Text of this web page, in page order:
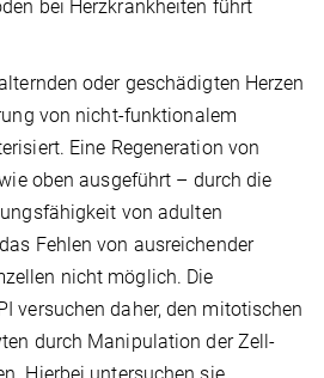
bei Herzkrankheiten führt
oder geschädigten Herzen
von nicht-funktionalem
Eine Regeneration von
oben ausgeführt – durch die
von adulten
Fehlen von ausreichender
nicht möglich. Die
versuchen daher, den mitotischen
durch Manipulation der Zell-
Hierbei untersuchen sie